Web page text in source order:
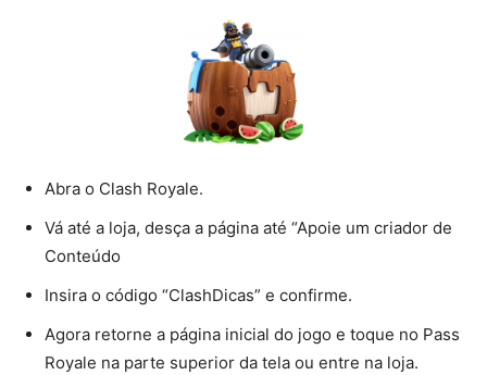
Abra o Clash Royale.
Vá até a loja, desça a página até “Apoie um criador de
Conteúdo
Insira o código “ClashDicas” e confirme.
Agora retorne a página inicial do jogo e toque no Pass
Royale na parte superior da tela ou entre na loja.